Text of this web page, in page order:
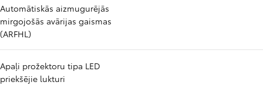
Automātiskās aizmugurējās
mirgojošās avārijas gaismas
(ARFHL)
Apaļi prožektoru tipa LED
priekšējie lukturi